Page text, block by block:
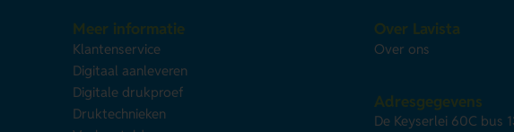
Meer informatie
Klantenservice
Digitaal aanleveren
Digitale drukproef
Druktechnieken
Over Lavista
Over ons
Adresgegevens
De Keyserlei 60C bus